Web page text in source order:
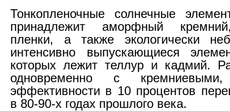
Тонкопленочные солнечные
принадлежит аморфный
пленки, а также экологически
интенсивно выпускающиеся
которых лежит теллур и кадмий.
одновременно с
эффективности в 10 процентов
в 80-90-х годах прошлого века.